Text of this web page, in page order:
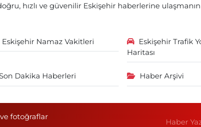
hızlı ve güvenilir Eskişehir haberlerine
Eskişehir Namaz Vakitleri
Eskişehir Trafik
Haritası
Dakika Haberleri Haber Arşivi
fotoğraflar
Haber